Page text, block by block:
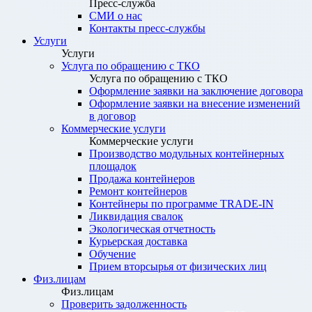
Пресс-служба
СМИ о нас
Контакты пресс-службы
Услуги
Услуги
Услуга по обращению с ТКО
Услуга по обращению с ТКО
Оформление заявки на заключение договора
Оформление заявки на внесение изменений
в договор
Коммерческие услуги
Коммерческие услуги
Производство модульных контейнерных
площадок
Продажа контейнеров
Ремонт контейнеров
Контейнеры по программе TRADE-IN
Ликвидация свалок
Экологическая отчетность
Курьерская доставка
Обучение
Прием вторсырья от физических лиц
Физ.лицам
Физ.лицам
Проверить задолженность